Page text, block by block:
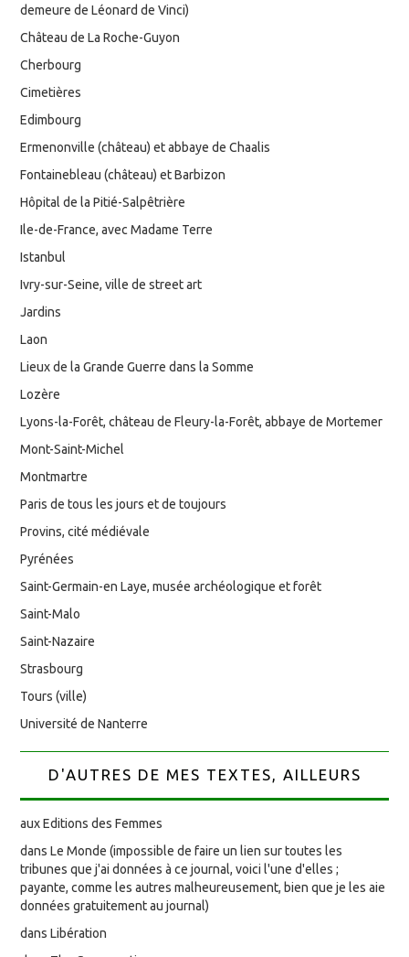
demeure de Léonard de Vinci)
Château de La Roche-Guyon
Cherbourg
Cimetières
Edimbourg
Ermenonville (château) et abbaye de Chaalis
Fontainebleau (château) et Barbizon
Hôpital de la Pitié-Salpêtrière
Ile-de-France, avec Madame Terre
Istanbul
Ivry-sur-Seine, ville de street art
Jardins
Laon
Lieux de la Grande Guerre dans la Somme
Lozère
Lyons-la-Forêt, château de Fleury-la-Forêt, abbaye de Mortemer
Mont-Saint-Michel
Montmartre
Paris de tous les jours et de toujours
Provins, cité médiévale
Pyrénées
Saint-Germain-en Laye, musée archéologique et forêt
Saint-Malo
Saint-Nazaire
Strasbourg
Tours (ville)
Université de Nanterre
D'AUTRES DE MES TEXTES, AILLEURS
aux Editions des Femmes
dans Le Monde (impossible de faire un lien sur toutes les
tribunes que j'ai données à ce journal, voici l'une d'elles ;
payante, comme les autres malheureusement, bien que je les aie
données gratuitement au journal)
dans Libération